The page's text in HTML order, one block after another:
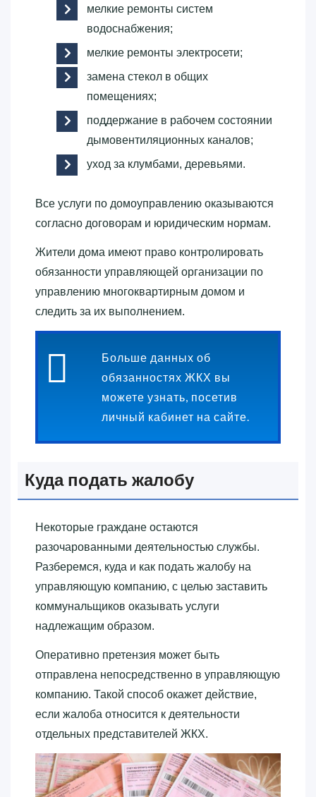
мелкие ремонты систем
водоснабжения;
мелкие ремонты электросети;
замена стекол в общих
помещениях;
поддержание в рабочем состоянии
дымовентиляционных каналов;
уход за клумбами, деревьями.
Все услуги по домоуправлению оказываются
согласно договорам и юридическим нормам.
Жители дома имеют право контролировать
обязанности управляющей организации по
управлению многоквартирным домом и
следить за их выполнением.
Больше данных об
обязанностях ЖКХ вы
можете узнать, посетив
личный кабинет на сайте.
Куда подать жалобу
Некоторые граждане остаются
разочарованными деятельностью службы.
Разберемся, куда и как подать жалобу на
управляющую компанию, с целью заставить
коммунальщиков оказывать услуги
надлежащим образом.
Оперативно претензия может быть
отправлена непосредственно в управляющую
компанию. Такой способ окажет действие,
если жалоба относится к деятельности
отдельных представителей ЖКХ.